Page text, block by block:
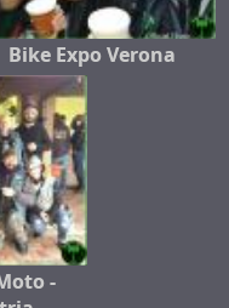
Bike Expo Verona
-